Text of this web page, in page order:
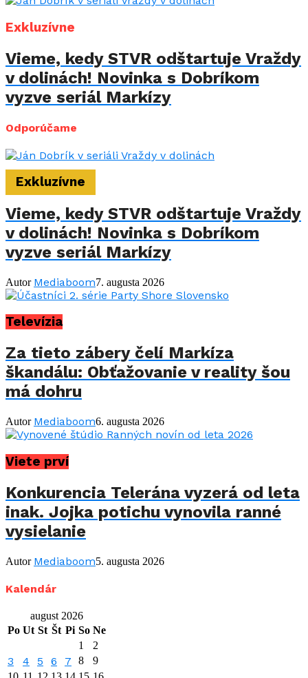
Exkluzívne
Vieme, kedy STVR odštartuje Vraždy
v dolinách! Novinka s Dobríkom
vyzve seriál Markízy
Odporúčame
Exkluzívne
Vieme, kedy STVR odštartuje Vraždy
v dolinách! Novinka s Dobríkom
vyzve seriál Markízy
Autor Mediaboom7. augusta 2026
Televízia
Za tieto zábery čelí Markíza
škandálu: Obťažovanie v reality šou
má dohru
Autor Mediaboom6. augusta 2026
Viete prví
Konkurencia Telerána vyzerá od leta
inak. Jojka potichu vynovila ranné
vysielanie
Autor Mediaboom5. augusta 2026
Kalendár
august 2026
Po Ut St Št Pi So Ne
1
2
3 4 5 6 7 8
9